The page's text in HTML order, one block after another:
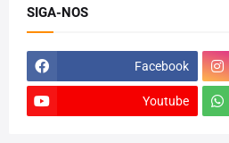
SIGA-NOS
Facebook
Youtube